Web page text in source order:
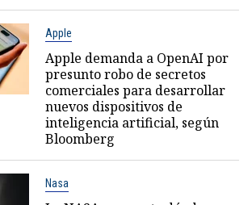
Apple
Apple demanda a OpenAI por
presunto robo de secretos
comerciales para desarrollar
nuevos dispositivos de
inteligencia artificial, según
Bloomberg
Nasa